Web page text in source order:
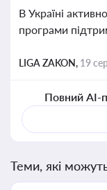
В Україні
програми
LIGA ZAKON, 19
Повний AI-
Теми, які